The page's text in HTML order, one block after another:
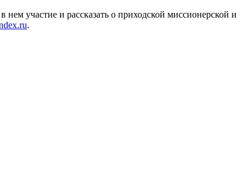
участие и рассказать о приходской миссионерской и
.